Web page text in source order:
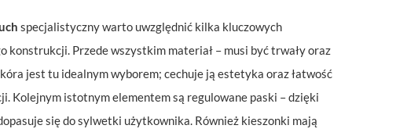
specjalistyczny warto uwzględnić kilka kluczowych
konstrukcji. Przede wszystkim materiał – musi być trwały oraz
jest tu idealnym wyborem; cechuje ją estetyka oraz łatwość
Kolejnym istotnym elementem są regulowane paski – dzięki
się do sylwetki użytkownika. Również kieszonki mają